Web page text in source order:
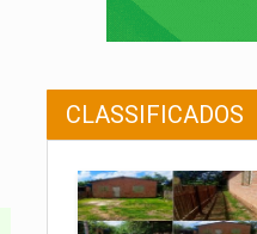
CLASSIFICADOS